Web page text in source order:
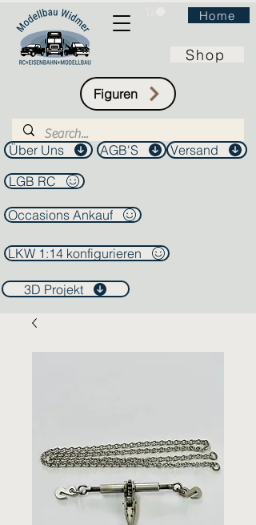
Home
Shop
Figuren
Über Uns AGB'S
Versand
LGB RC
Occasions Ankauf
LKW 1:14 konfigurieren
3D Projekt